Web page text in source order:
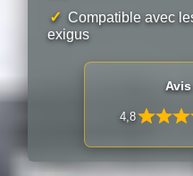
✓ Compatible avec
exigus
4,8